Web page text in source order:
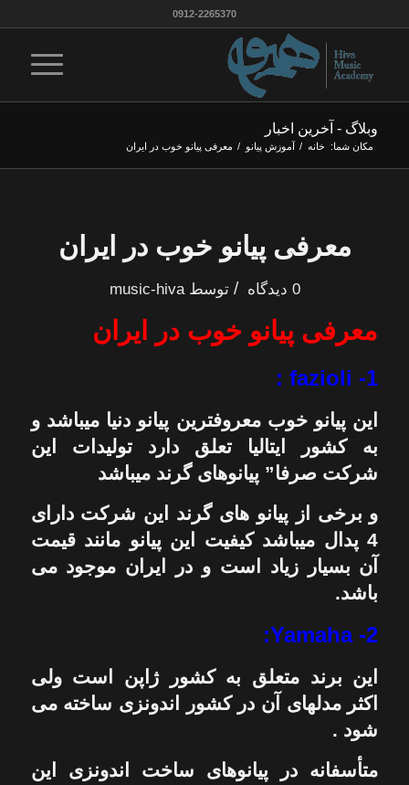
0912-2265370
وبلاگ - آخرین اخبار
مکان شما: خانه / آموزش پیانو / معرفی پیانو خوب در ایران
معرفی پیانو خوب در ایران
0 دیدگاه / توسطmusic-hiva
معرفی پیانو خوب در ایران
1- fazioli :
این پیانو خوب معروفترین پیانو دنیا میباشد و
به کشور ایتالیا تعلق دارد تولیدات این
شرکت صرفا” پیانوهای گرند میباشد
و برخی از پیانو های گرند این شرکت دارای
4 پدال میباشد کیفیت این پیانو مانند قیمت
آن بسیار زیاد است و در ایران موجود می
باشد.
2- Yamaha:
این برند متعلق به کشور ژاپن است ولی
اکثر مدلهای آن در کشور اندونزی ساخته می
شود .
متأسفانه در پیانوهای ساخت اندونزی این